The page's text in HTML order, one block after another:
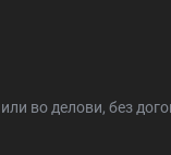
во делови, без